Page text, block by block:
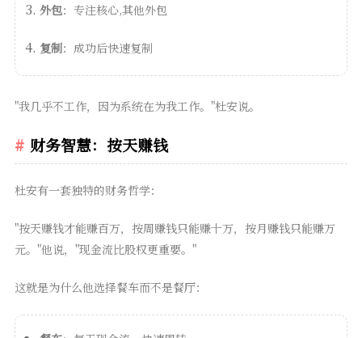
外包：专注核心,其他外包
复制：成功后快速复制
"我几乎不工作，因为系统在为我工作。"杜安说。
财务智慧：按天赚钱
杜安有一套独特的财务哲学：
"按天赚钱才能赚百万，按周赚钱只能赚十万，按月赚钱只能赚万
元。"他说，"现金流比股权更重要。"
这就是为什么他选择餐车而不是餐厅：